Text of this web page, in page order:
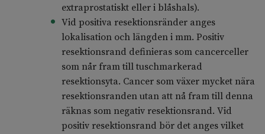
extraprostatiskt eller i blåshals).
Vid positiva resektionsränder anges
lokalisation och längden i mm. Positiv
resektionsrand definieras som cancerceller
som når fram till tuschmarkerad
resektionsyta. Cancer som växer mycket nära
resektionsranden utan att nå fram till denna
räknas som negativ resektionsrand. Vid
positiv resektionsrand bör det anges vilket